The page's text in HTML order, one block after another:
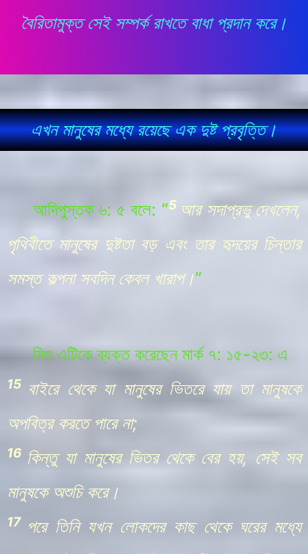
বৈরিতামুক্ত সেই সম্পর্ক রাখতে বাধা প্রদান করে।
এখন মানুষের মধ্যে রয়েছে এক দুষ্ট প্রবৃত্তি।
আদিপুস্তক৬: ৫ বলে: “5 আর সদাপ্রভু দেখলেন,
পৃথিবীতে মানুষের দুষ্টতা বড় এবং তার হৃদয়ের চিন্তার
সমস্ত কল্পনা সবদিন কেবল খারাপ।”
যিশু এটিকে ব্যক্ত করেছেন মার্ক ৭: ১৫-২৩: এ
15 বাইরে থেকে যা মানুষের ভিতরে যায় তা মানুষকে
অপবিত্র করতে পারে না;
16 কিন্তু যা মানুষের ভিতর থেকে বের হয়, সেই সব
মানুষকে অশুচি করে।
17 পরে তিনি যখন লোকদের কাছ থেকে ঘরের মধ্যে